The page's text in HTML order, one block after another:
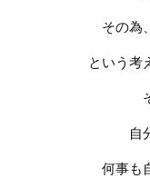
その為
という考
自
何事も